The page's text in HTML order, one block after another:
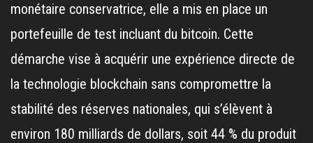
monétaire conservatrice, elle a mis en place un
portefeuille de test incluant du bitcoin. Cette
démarche vise à acquérir une expérience directe de
la technologie blockchain sans compromettre la
stabilité des réserves nationales, qui s’élèvent à
environ 180 milliards de dollars, soit 44 % du produit